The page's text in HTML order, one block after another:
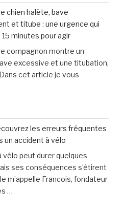
»
»
chien halète, bave
et titube : une urgence qui
minutes pour agir
compagnon montre un
excessive et une titubation,
cet article je vous
les erreurs fréquentes
un accident à vélo
vélo peut durer quelques
ses conséquences s’étirent
m’appelle Francois, fondateur
…